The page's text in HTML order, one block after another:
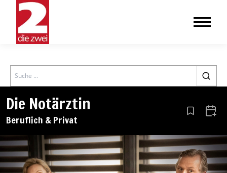
Search
Die Notärztin
Beruflich & Privat Aus den